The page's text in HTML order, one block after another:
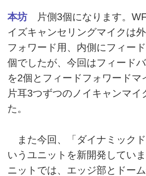
本坊 片側3個になります。
イズキャンセリングマイクは
フォワード用、内側にフィー
個でしたが、今回はフィード
を2個とフィードフォワードマ
片耳3つずつのノイキャンマイ
た。
また今回、「ダイナミック
いうユニットを新開発してい
ニットでは、エッジ部とドー